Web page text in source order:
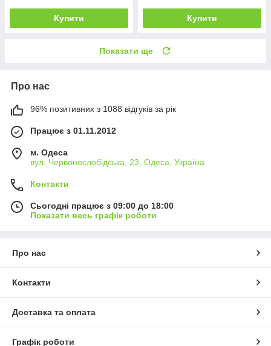
Купити Купити
Показати ще
Про нас
96% позитивних з 1088 відгуків за рік
Працює з 01.11.2012
м. Одеса
вул. Червонослобідська, 23, Одеса, Україна
Контакти
Сьогодні працює з 09:00 до 18:00
Показати весь графік роботи
Про нас
Контакти
Доставка та оплата
Графік роботи